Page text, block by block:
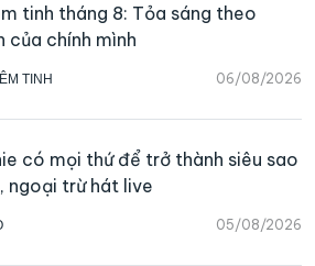
TINH 06/08/2026
tinh tháng 8: Tỏa sáng theo
của chính mình
05/08/2026
có mọi thứ để trở thành siêu sao
ngoại trừ hát live